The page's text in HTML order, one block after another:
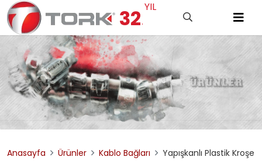
32.
YIL
Anasayfa Ürünler Kablo Bağları Yapışkanlı Plastik Kroşe